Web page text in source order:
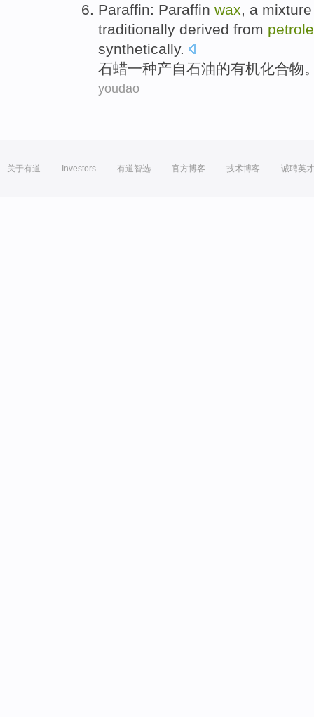
Paraffin: Paraffin wax, a
traditionally derived from
synthetically.
石蜡一种产自石油的有机化合物
youdao
关于有道 Investors 有道智选 官方博客 技术博客 诚聘英才